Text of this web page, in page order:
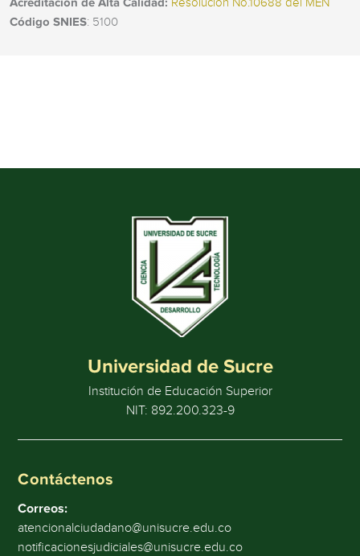
Código SNIES: 5100
Universidad de Sucre
Institución de Educación Superior
NIT: 892.200.323-9
Contáctenos
Correos:
atencionalciudadano@unisucre.edu.co
notificacionesjudiciales@unisucre.edu.co